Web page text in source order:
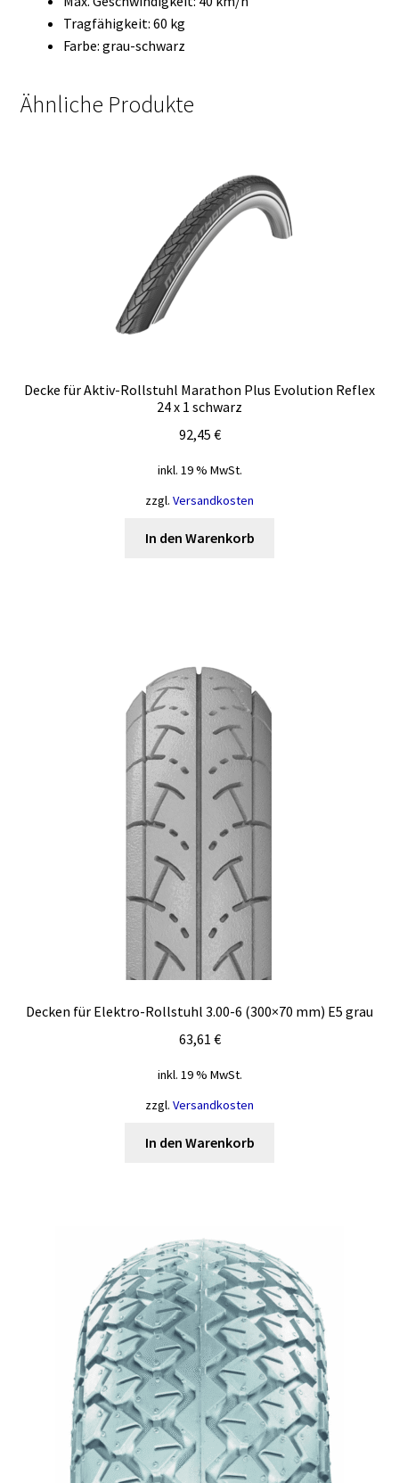
Tragfähigkeit: 60 kg
Farbe: grau-schwarz
Ähnliche Produkte
Decke für Aktiv-Rollstuhl Marathon Plus Evolution Reflex
24 x 1 schwarz
92,45 €
inkl. 19 % MwSt.
zzgl. Versandkosten
In den Warenkorb
Decken für Elektro-Rollstuhl 3.00-6 (300×70 mm) E5 grau
63,61 €
inkl. 19 % MwSt.
zzgl. Versandkosten
In den Warenkorb